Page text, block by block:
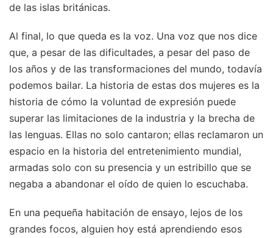
de las islas británicas.
Al final, lo que queda es la voz. Una voz que nos dice
que, a pesar de las dificultades, a pesar del paso de
los años y de las transformaciones del mundo, todavía
podemos bailar. La historia de estas dos mujeres es la
historia de cómo la voluntad de expresión puede
superar las limitaciones de la industria y la brecha de
las lenguas. Ellas no solo cantaron; ellas reclamaron un
espacio en la historia del entretenimiento mundial,
armadas solo con su presencia y un estribillo que se
negaba a abandonar el oído de quien lo escuchaba.
En una pequeña habitación de ensayo, lejos de los
grandes focos, alguien hoy está aprendiendo esos